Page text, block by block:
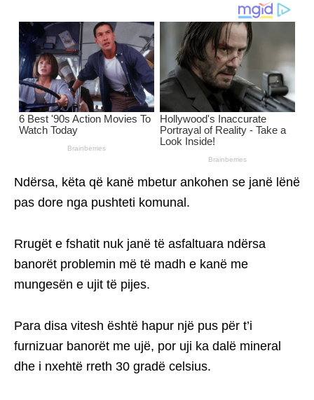
Ndërsa, këta që kanë mbetur ankohen se janë lënë
pas dore nga pushteti komunal.
Rrugët e fshatit nuk janë të asfaltuara ndërsa
banorët problemin më të madh e kanë me
mungesën e ujit të pijes.
Para disa vitesh është hapur një pus për t’i
furnizuar banorët me ujë, por uji ka dalë mineral
dhe i nxehtë rreth 30 gradë celsius.